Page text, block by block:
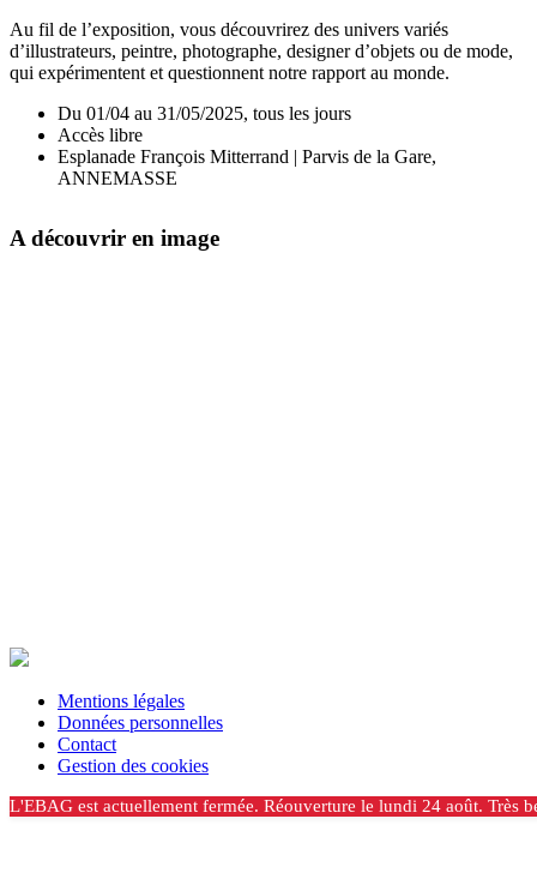
Au fil de l’exposition, vous découvrirez des univers variés
d’illustrateurs, peintre, photographe, designer d’objets ou de mode,
qui expérimentent et questionnent notre rapport au monde.
Du 01/04 au 31/05/2025, tous les jours
Accès libre
Esplanade François Mitterrand | Parvis de la Gare,
ANNEMASSE
A découvrir en image
Mentions légales
Données personnelles
Contact
Gestion des cookies
L'EBAG est actuellement fermée. Réouverture le lundi 24 août. Très